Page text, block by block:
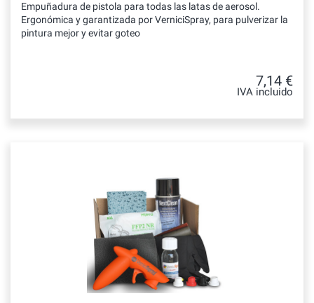
Empuñadura de pistola para todas las latas de aerosol.
Ergonómica y garantizada por VerniciSpray, para pulverizar la
pintura mejor y evitar goteo
7,14 €
IVA incluido